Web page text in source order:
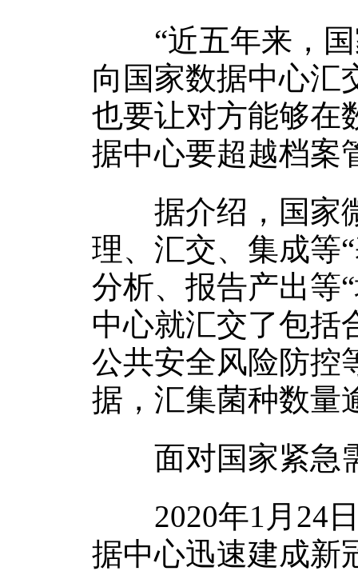
“近五年来，国
向国家数据中心汇
也要让对方能够在
据中心要超越档案
据介绍，国家微
理、汇交、集成等
分析、报告产出等
中心就汇交了包括
公共安全风险防控
据，汇集菌种数量
面对国家紧急需
2020年1月24日
据中心迅速建成新